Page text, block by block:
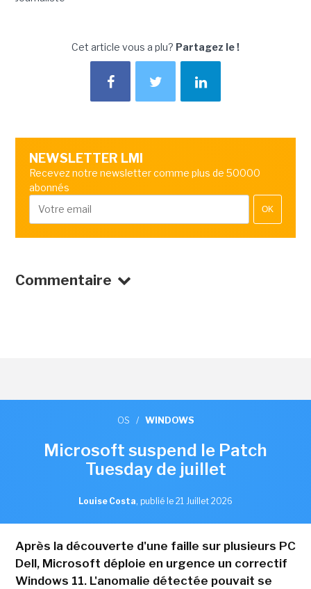
Cet article vous a plu? Partagez le !
NEWSLETTER LMI
Recevez notre newsletter comme plus de 50000
abonnés
OK
Commentaire
OS / WINDOWS
Microsoft suspend le Patch
Tuesday de juillet
Louise Costa, publié le 21 Juillet 2026
Après la découverte d'une faille sur plusieurs PC
Dell, Microsoft déploie en urgence un correctif
Windows 11. L'anomalie détectée pouvait se